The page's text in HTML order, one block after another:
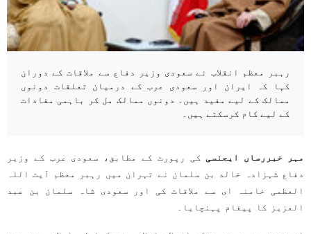
رہبر معظم انقلاب نے سعودی وزیر دفاع سے ملاقات کے دوران
کہا کہ ایران اور سعودی عرب کے درمیان تعلقات دونوں
ممالک کے لیے مفید ہیں۔ دونوں ممالک مل کر باہمی مفادات
کے لیے کام کرسکتے ہیں۔
مہر خبررساں ایجنسیکی رپورٹ کے مطابق، سعودی عرب کے وزیر
دفاع شہزادہ خالد بن سلمان نے تہران میں رہبر معظم آیت اللہ
العظمی خامنہ ای سے ملاقات کی اور سعودی شاہ سلمان بن عبد
العزیز کا پیغام پہنچایا۔